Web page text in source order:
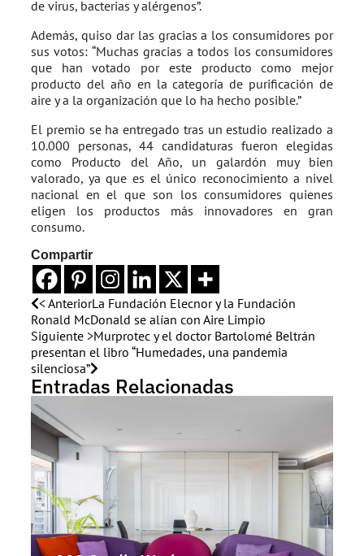
de virus, bacterias y alérgenos”.
Además, quiso dar las gracias a los consumidores por
sus votos: “Muchas gracias a todos los consumidores
que han votado por este producto como mejor
producto del año en la categoría de purificación de
aire y a la organización que lo ha hecho posible.”
El premio se ha entregado tras un estudio realizado a
10.000 personas, 44 candidaturas fueron elegidas
como Producto del Año, un galardón muy bien
valorado, ya que es el único reconocimiento a nivel
nacional en el que son los consumidores quienes
eligen los productos más innovadores en gran
consumo.
Compartir
< AnteriorLa Fundación Elecnor y la Fundación
Ronald McDonald se alían con Aire Limpio
Siguiente >Murprotec y el doctor Bartolomé Beltrán
presentan el libro “Humedades, una pandemia
silenciosa”
Entradas Relacionadas